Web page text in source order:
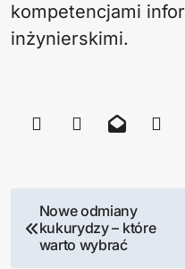
kompetencjami
inżynierskimi.
Nowe odmiany
kukurydzy – które
warto wybrać